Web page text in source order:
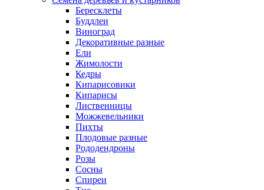
Бересклеты
Буддлеи
Виноград
Декоративные разные
Ели
Жимолости
Кедры
Кипарисовики
Кипарисы
Лиственницы
Можжевельники
Пихты
Плодовые разные
Рододендроны
Розы
Сосны
Спиреи